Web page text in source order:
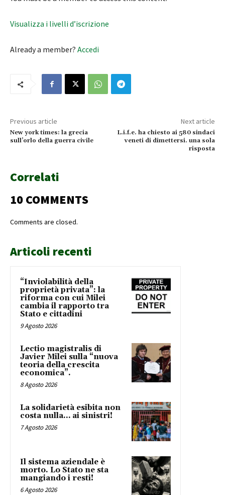
Visualizza i livelli d’iscrizione
Already a member? Accedi
Previous article
New york times: la grecia
sull’orlo della guerra civile
Next article
L.i.f.e. ha chiesto ai 580 sindaci
veneti di dimettersi. una sola
risposta
Correlati
10 COMMENTS
Comments are closed.
Articoli recenti
“Inviolabilità della
proprietà privata”: la
riforma con cui Milei
cambia il rapporto tra
Stato e cittadini
9 Agosto 2026
Lectio magistralis di
Javier Milei sulla “nuova
teoria della crescita
economica”.
8 Agosto 2026
La solidarietà esibita non
costa nulla… ai sinistri!
7 Agosto 2026
Il sistema aziendale è
morto. Lo Stato ne sta
mangiando i resti!
6 Agosto 2026